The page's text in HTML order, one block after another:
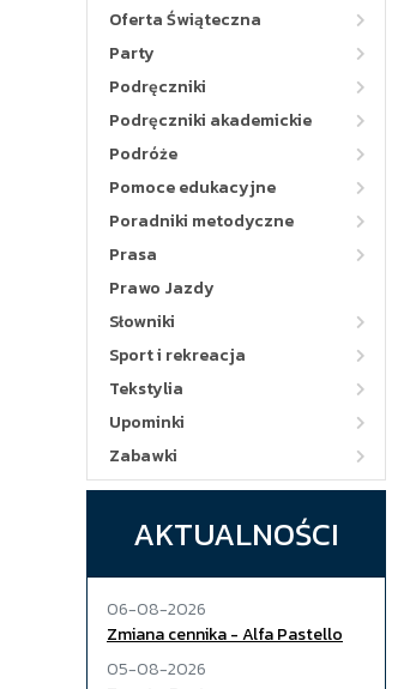
Oferta Świąteczna
Party
Podręczniki
Podręczniki akademickie
Podróże
Pomoce edukacyjne
Poradniki metodyczne
Prasa
Prawo Jazdy
Słowniki
Sport i rekreacja
Tekstylia
Upominki
Zabawki
AKTUALNOŚCI
06-08-2026
Zmiana cennika - Alfa Pastello
05-08-2026